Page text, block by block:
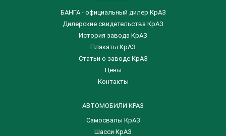
БАНГА - официальный дилер КрАЗ
Дилерские свидетельства КрАЗ
История завода КрАЗ
Плакаты КрАЗ
Статьи о заводе КрАЗ
Цены
Контакты
АВТОМОБИЛИ КРАЗ
Самосвалы КрАЗ
Шасси КрАЗ